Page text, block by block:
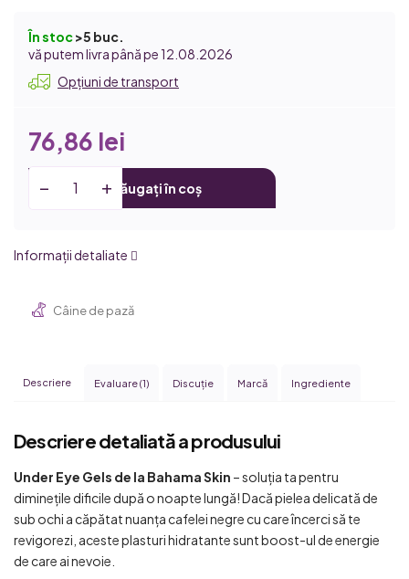
În stoc>5 buc.
12.08.2026
Opțiuni de transport
76,86 lei
Adăugați în coș
Informaţii detaliate
Câine de pază
Descriere Evaluare (1) Discuţie Marcă Ingrediente
Descriere detaliată a produsului
Under Eye Gels de la Bahama Skin – soluția ta pentru
diminețile dificile după o noapte lungă! Dacă pielea delicată de
sub ochi a căpătat nuanța cafelei negre cu care încerci să te
revigorezi, aceste plasturi hidratante sunt boost-ul de energie
de care ai nevoie.